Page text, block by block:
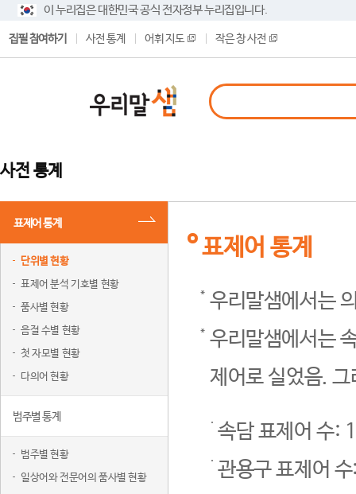
이 누리집은 대한민국 공식 전자정부 누리집입니다.
집필 참여하기 사전 통계 어휘 지도 작은 창 사전
사전 통계
표제어 통계
단위별 현황
표제어 분석 기호별 현황
품사별 현황
음절 수별 현황
첫 자모별 현황
다의어 현황
범주별 통계
범주별 현황
일상어와 전문어의 품사별 현황
표제어 통계
우리말샘에서는
우리말샘에서는
제어로 실었음.
속담 표제어 수:
관용구 표제어